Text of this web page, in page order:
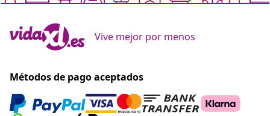
Vive mejor por menos
Métodos de pago aceptados